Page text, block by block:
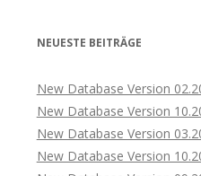
NEUESTE BEITRÄGE
New Database Version
New Database Version
New Database Version
New Database Version